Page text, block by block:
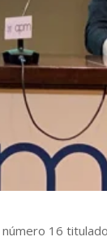
número 16 titulado